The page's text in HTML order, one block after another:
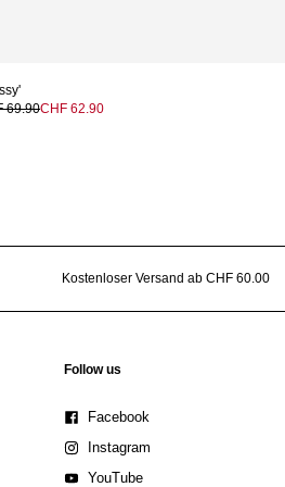
69.90CHF 62.90
Kostenloser Versand ab CHF 60.00
Follow us
Facebook
Instagram
YouTube